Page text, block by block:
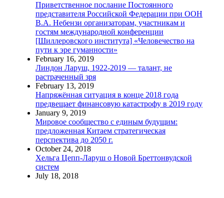
Приветственное послание Постоянного
представителя Российской Федерации при ООН
В.А. Небензи организаторам, участникам и
гостям международной конференции
[Шиллеровского института] «Человечество на
пути к эре гуманности»
February 16, 2019
Линдон Ларуш, 1922-2019 — талант, не
растраченный зря
February 13, 2019
Напряжённая ситуация в конце 2018 года
предвещает финансовую катастрофу в 2019 году
January 9, 2019
Мировое сообщество с единым будущим:
предложенная Китаем стратегическая
перспектива до 2050 г.
October 24, 2018
Хельга Цепп-Ларуш о Новой Бреттонвудской
систем
July 18, 2018